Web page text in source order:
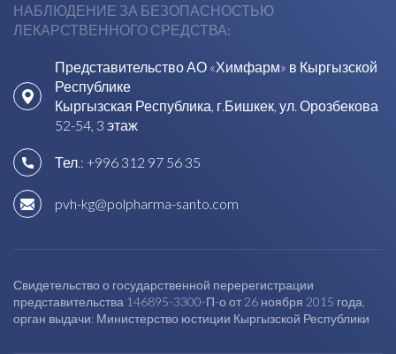
НАБЛЮДЕНИЕ ЗА БЕЗОПАСНОСТЬЮ
ЛЕКАРСТВЕННОГО СРЕДСТВА:
Представительство АО «Химфарм» в Кыргызской
Республике
Кыргызская Республика, г.Бишкек, ул. Орозбекова
52-54, 3 этаж
Тел.: +996 312 97 56 35
pvh-kg@polpharma-santo.com
Свидетельство о государственной перерегистрации
представительства 146895-3300-П-о от 26 ноября 2015 года,
орган выдачи: Министерство юстиции Кыргызской Республики